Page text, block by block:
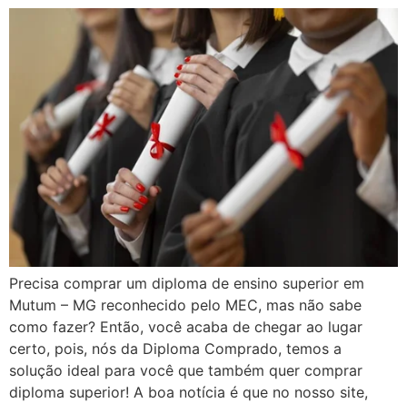
Precisa comprar um diploma de ensino superior em
Mutum – MG reconhecido pelo MEC, mas não sabe
como fazer? Então, você acaba de chegar ao lugar
certo, pois, nós da Diploma Comprado, temos a
solução ideal para você que também quer comprar
diploma superior! A boa notícia é que no nosso site,